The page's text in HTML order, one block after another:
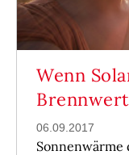
Wenn
06.09.2017